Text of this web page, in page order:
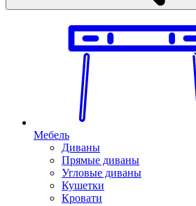
Мебель
Диваны
Прямые диваны
Угловые диваны
Кушетки
Кровати